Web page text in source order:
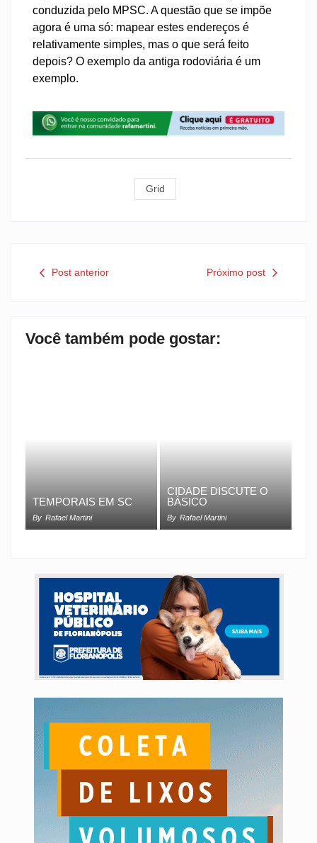
conduzida pelo MPSC. A questão que se impõe
agora é uma só: mapear estes endereços é
relativamente simples, mas o que será feito
depois? O exemplo da antiga rodoviária é um
exemplo.
Grid
Post anterior Próximo post
Você também pode gostar:
TEMPORAIS EM SC
By Rafael Martini
CIDADE DISCUTE O
BÁSICO
By Rafael Martini